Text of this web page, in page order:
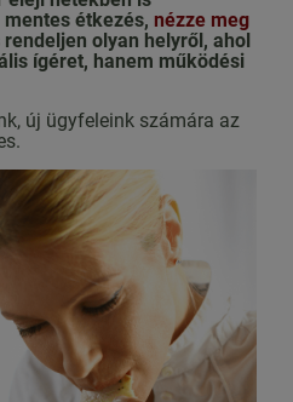
étkezés, nézze meg
rendeljen olyan helyről, ahol
ígéret, hanem működési
új ügyfeleink számára az